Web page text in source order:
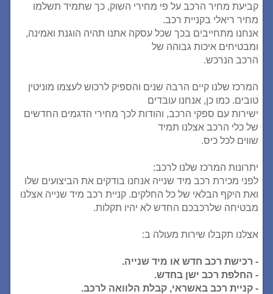
קביעת מחיר הרכב על פי מחירי השוק, כך שתמיד תשלמו
מחיר ריאלי בקניית רכב.
אנחנו מתחייבים בכך שכל עסקה אתנו תהיה הוגנת ואמינה,
ומבטיחים איכות גבוהה של
הרכב הנרכש.
המרכז שלנו קיים הרבה שנים והספיק לרכוש לעצמו מוניטין
טובים. כמו כן, אנחנו עובדים
ישירות עם ספקי הרכב, והודות לכך מחירי הדגמים החדשים
של כלי הרכב אצלנו תמיד
שווים לכל כיס.
יתרונות המרכז שלנו לרכב:
לפני מכירת רכב מיד שנייה אנחנו בודקים את הביצועים שלו
ואת היקף הבלאי של כל החלקים. קניית רכב מיד שנייה אצלנו
מבטיחה שלרכבכם החדש לא יהיו תקלות.
אצלנו תקבלו שירות מעולה ב:
- רכישת רכב חדש או מיד שנייה.
- החלפת רכב ישן בחדש.
- קניית רכב באשראי, קבלת הלוואה לרכב.